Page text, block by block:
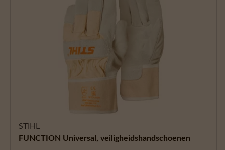
STIHL
FUNCTION Universal, veiligheidshandschoenen